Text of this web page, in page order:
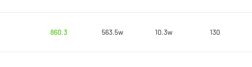
860.3
563.5w 10.3w 130